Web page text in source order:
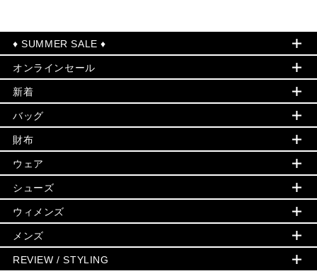
♦ SUMMER SALE ♦
セールおすすめアイテム
▶ ウィメンズ
バッグ
財布
小物
シューズ・靴
ウェア
アクセサリー
時計
▶ メンズ
バッグ
オンラインセール
PRODUCT OF THE MONTH - 今月の特別価格
再値下げアイテム
追加アイテム
旗艦店からアウトレットに入荷
▶ ウィメンズすべて(ウェア・シューズ除く)
バッグ
財布・小物
ウェア
シューズ
時計・ジュエリー
新着
夏のスタイル
▶ すべて
▶ ウィメンズすべて
バッグ
財布・小物
アクセサリー
フレグランス
シューズ
バッグ
人気の定番アイテム
日本限定 - バッグ
▶ ウィメンズすべて
ハンドバッグ・サッチェル
トートバッグ
ショルダーバッグ
クロスボディ・斜め掛け
財布
日本限定 - 財布・小物
▶ ウィメンズすべて
GREENWICH
ミニ財布・フラグメントケース
折り財布(二つ折り・三つ折り)
長財布
ウェア
▶ ウィメンズすべて
トップス
スカート・パンツ
ワンピース・ドレス
ジャケット・アウター
シューズ
▶ ウィメンズすべて
サンダル
スニーカー
ウィメンズ
人気の定番アイテム
▶ ウィメンズすべて
メンズ
▶ メンズすべて
REVIEW / STYLING